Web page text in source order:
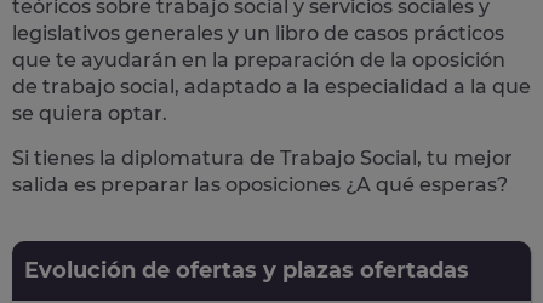
teóricos sobre trabajo social y servicios sociales y
legislativos generales y un libro de casos prácticos
que te ayudarán en la preparación de la oposición
de trabajo social, adaptado a la especialidad a la que
se quiera optar.
Si tienes la diplomatura de Trabajo Social, tu mejor
salida es preparar las oposiciones ¿A qué esperas?
Evolución de ofertas y plazas ofertadas